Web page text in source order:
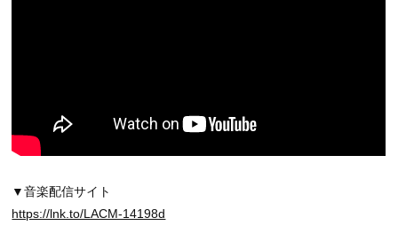
▼音楽配信サイト
https://lnk.to/LACM-14198d